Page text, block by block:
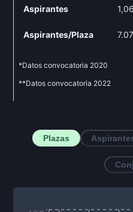
Aspirantes
Aspirantes/Plaza 7.07
*Datos convocatoria 2020
**Datos convocatoria 2022
Plazas